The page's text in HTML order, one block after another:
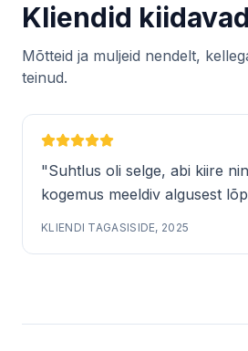
Kliendid kiidavad
Mõtteid ja muljeid nendelt,
teinud.
"Suhtlus oli selge, abi kiire
kogemus meeldiv algusest
KLIENDI TAGASISIDE, 2025